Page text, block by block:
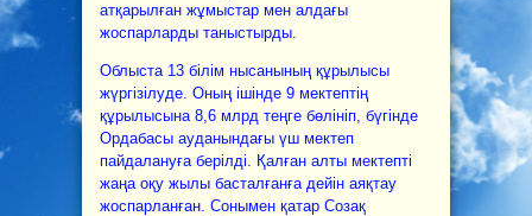
атқарылған жұмыстар мен алдағы
жоспарларды таныстырды.
Облыста 13 білім нысанының құрылысы
жүргізілуде. Оның ішінде 9 мектептің
құрылысына 8,6 млрд теңге бөлініп, бүгінде
Ордабасы ауданындағы үш мектеп
пайдалануға берілді. Қалған алты мектепті
жаңа оқу жылы басталғанға дейін аяқтау
жоспарланған. Сонымен қатар Созақ